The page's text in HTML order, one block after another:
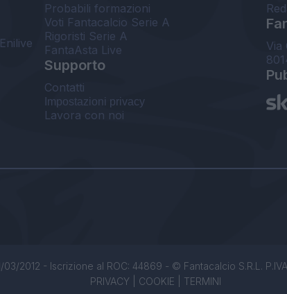
Probabili formazioni
Voti Fantacalcio Serie A
Rigoristi Serie A
FantaAsta Live
Supporto
Contatti
Impostazioni privacy
Lavora con noi
Via
2012 - Iscrizione al ROC: 44869 - © Fantacalcio S.R.L.
PRIVACY| COOKIE TERMINI